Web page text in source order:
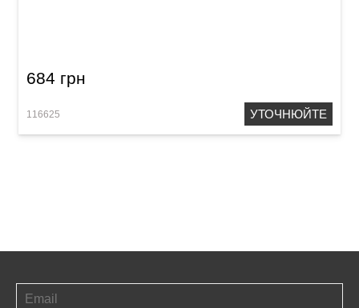
684 грн
116625 УТОЧНЮЙТЕ